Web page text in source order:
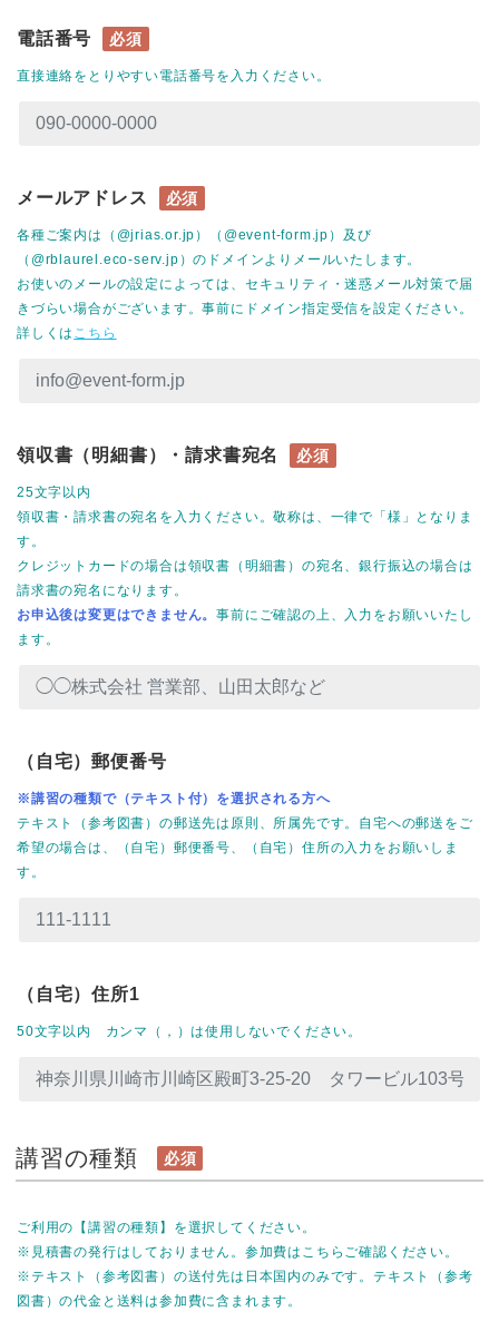
電話番号 必須
直接連絡をとりやすい電話番号を入力ください。
メールアドレス 必須
各種ご案内は（@jrias.or.jp）（@event-form.jp）及び
（@rblaurel.eco-serv.jp）のドメインよりメールいたします。
お使いのメールの設定によっては、セキュリティ・迷惑メール対策で届
きづらい場合がございます。事前にドメイン指定受信を設定ください。
詳しくは こちら
領収書（明細書）・請求書宛名 必須
25文字以内
領収書・請求書の宛名を入力ください。敬称は、一律で「様」となりま
す。
クレジットカードの場合は領収書（明細書）の宛名、銀行振込の場合は
請求書の宛名になります。
お申込後は変更はできません。事前にご確認の上、入力をお願いいたし
ます。
（自宅）郵便番号
※講習の種類で（テキスト付）を選択される方へ
テキスト（参考図書）の郵送先は原則、所属先です。自宅への郵送をご
希望の場合は、（自宅）郵便番号、（自宅）住所の入力をお願いしま
す。
（自宅）住所1
50文字以内 カンマ（，）は使用しないでください。
講習の種類 必須
ご利用の【講習の種類】を選択してください。
※見積書の発行はしておりません。参加費はこちらご確認ください。
※テキスト（参考図書）の送付先は日本国内のみです。テキスト（参考
図書）の代金と送料は参加費に含まれます。